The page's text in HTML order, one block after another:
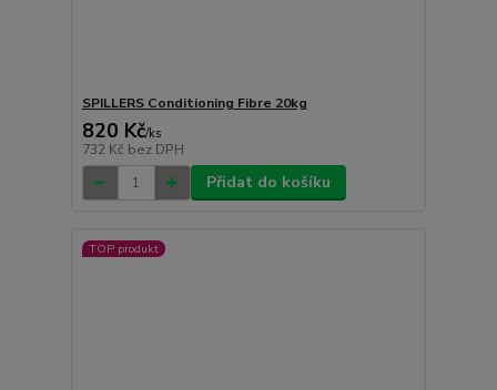
SPILLERS Conditioning Fibre 20kg
820 Kč/ks
732 Kč bez DPH
Přidat do košíku
TOP produkt